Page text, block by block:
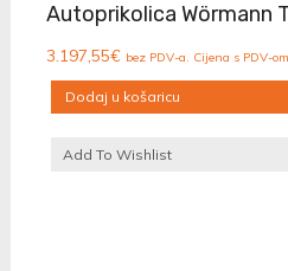
Autoprikolica Wörmann
3.197,55€ bez PDV-a. Cijena s PDV-
Dodaj u košaricu
Add To Wishlist